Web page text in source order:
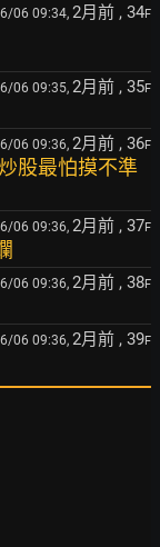
06 09:34, 2月前 , 34F
06 09:35, 2月前 , 35F
06 09:36, 2月前 , 36F
股最怕摸不準
06 09:36, 2月前 , 37F
06 09:36, 2月前 , 38F
06 09:36, 2月前 , 39F